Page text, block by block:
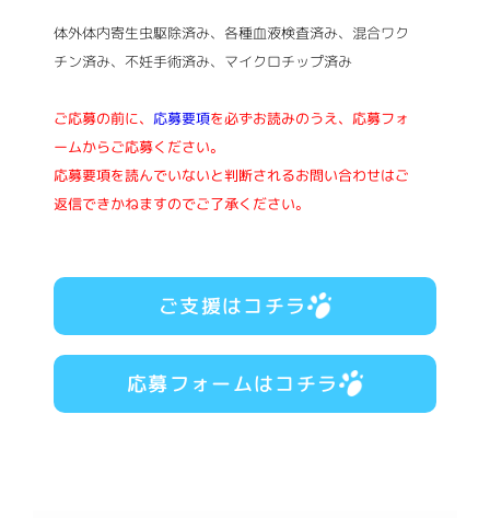
体外体内寄生虫駆除済み、各種血液検査済み、混合ワク
チン済み、不妊手術済み、マイクロチップ済み
ご応募の前に、応募要項を必ずお読みのうえ、応募フォ
ームからご応募ください。
応募要項を読んでいないと判断されるお問い合わせはご
返信できかねますのでご了承ください。
ご支援はコチラ
応募フォームはコチラ